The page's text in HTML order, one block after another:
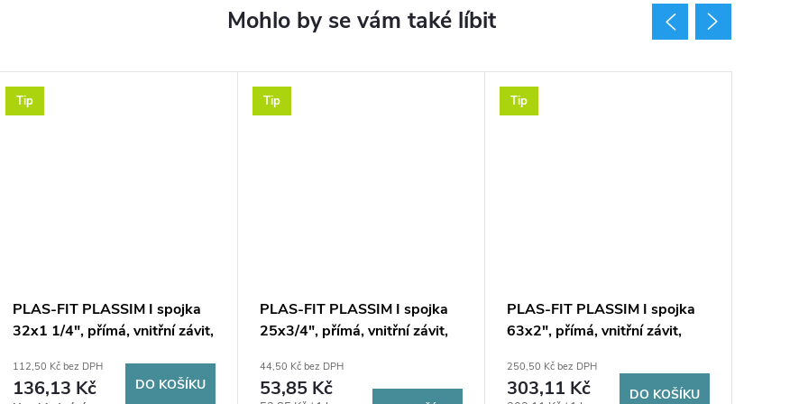
Tip
PLAS-FIT PLASSIM I spojka
32x1 1/4", přímá, vnitřní závit,
112,50 Kč bez DPH
136,13 Kč DO KOŠÍKU
Tip
PLAS-FIT PLASSIM I spojka
25x3/4", přímá, vnitřní závit,
44,50 Kč bez DPH
53,85 Kč
Tip
PLAS-FIT PLASSIM I spojka
63x2", přímá, vnitřní závit,
250,50 Kč bez DPH
303,11 Kč DO KOŠÍKU